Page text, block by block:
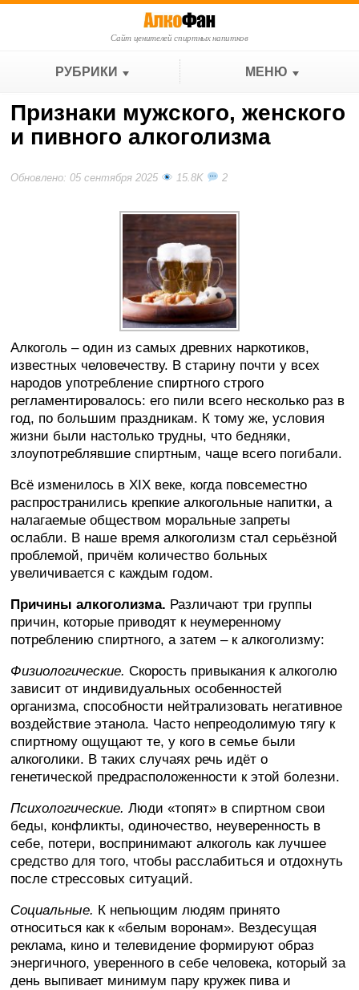
Сайт ценителей спиртных напитков
РУБРИКИ МЕНЮ
Признаки мужского, женского
и пивного алкоголизма
Обновлено: 05 сентября 2025 15.8K 2
Алкоголь – один из самых древних наркотиков,
известных человечеству. В старину почти у всех
народов употребление спиртного строго
регламентировалось: его пили всего несколько раз в
год, по большим праздникам. К тому же, условия
жизни были настолько трудны, что бедняки,
злоупотреблявшие спиртным, чаще всего погибали.
Всё изменилось в XIX веке, когда повсеместно
распространились крепкие алкогольные напитки, а
налагаемые обществом моральные запреты
ослабли. В наше время алкоголизм стал серьёзной
проблемой, причём количество больных
увеличивается с каждым годом.
Причины алкоголизма. Различают три группы
причин, которые приводят к неумеренному
потреблению спиртного, а затем – к алкоголизму:
Физиологические. Скорость привыкания к алкоголю
зависит от индивидуальных особенностей
организма, способности нейтрализовать негативное
воздействие этанола. Часто непреодолимую тягу к
спиртному ощущают те, у кого в семье были
алкоголики. В таких случаях речь идёт о
генетической предрасположенности к этой болезни.
Психологические. Люди «топят» в спиртном свои
беды, конфликты, одиночество, неуверенность в
себе, потери, воспринимают алкоголь как лучшее
средство для того, чтобы расслабиться и отдохнуть
после стрессовых ситуаций.
Социальные. К непьющим людям принято
относиться как к «белым воронам». Вездесущая
реклама, кино и телевидение формируют образ
энергичного, уверенного в себе человека, который за
день выпивает минимум пару кружек пива и